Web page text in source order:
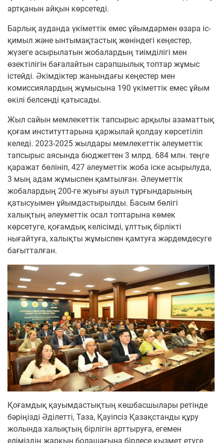
артқанын айқын көрсетеді.
Барлық ауданда үкіметтік емес ұйымдармен өзара іс-
қимыл және ынтымақтастық жөніндегі кеңестер,
жүзеге асырылатын жобалардың тиімділігі мен
өзектілігін бағалайтын сарапшылық топтар жұмыс
істейді. Әкімдіктер жанындағы кеңестер мен
комиссиялардың жұмысына 190 үкіметтік емес ұйым
өкілі белсенді қатысады.
Жыл сайын мемлекеттік тапсырыс арқылы азаматтық
қоғам институттарына қаржылай қолдау көрсетіліп
келеді. 2023-2025 жылдары мемлекеттік әлеуметтік
тапсырыс аясында бюджеттен 3 млрд. 684 млн. теңге
қаражат бөлініп, 427 әлеуметтік жоба іске асырылуда,
3 мың адам жұмыспен қамтылған. Әлеуметтік
жобалардың 200-ге жуығы ауыл тұрғындарының
қатысуымен ұйымдастырылды. Басым бөлігі
халықтың әлеуметтік осал топтарына көмек
көрсетуге, қоғамдық келісімді, ұлттық бірлікті
нығайтуға, халықты жұмыспен қамтуға жәрдемдесуге
бағытталған.
Қоғамдық қауымдастықтың көшбасшылары ретінде
бәріңізді Әділетті, Таза, Қауіпсіз Қазақстанды құру
жолында халықтың бірлігін арттыруға, егемен
еліміздің жарқын болашағына бірлесе қызмет етуге